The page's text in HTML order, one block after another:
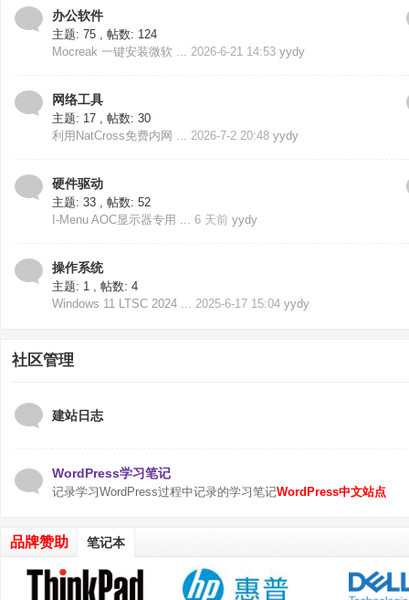
办公软件
主题: 75 , 帖数: 124
Mocreak 一键安装微软 ... 2026-6-21 14:53 yydy
网络工具
主题: 17 , 帖数: 30
利用NatCross免费内网 ... 2026-7-2 20:48 yydy
硬件驱动
主题: 33 , 帖数: 52
I-Menu AOC显示器专用 ... 6 天前 yydy
操作系统
主题: 1 , 帖数: 4
Windows 11 LTSC 2024 ... 2025-6-17 15:04 yydy
社区管理
建站日志
WordPress学习笔记
记录学习WordPress过程中记录的学习笔记WordPress中文站点
品牌赞助 笔记本